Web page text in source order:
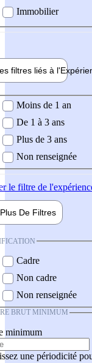
Immobilier
filtres liés à l'
demandée
Moins de 1 an
De 1 à 3 ans
Plus de 3 ans
Non renseignée
le filtre de
Plus De Filtres
Cadre
Non cadre
Non renseignée
BRUT MINIMUM
minimum
une périodicité